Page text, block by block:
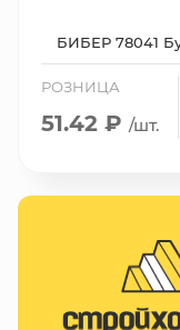
БИБЕР 78041
РОЗНИЦА
51.42 ₽ /шт.